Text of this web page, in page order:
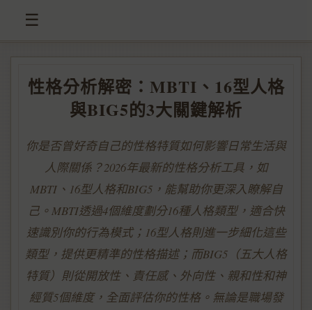
☰
性格分析解密：MBTI、16型人格
與BIG5的3大關鍵解析
你是否曾好奇自己的性格特質如何影響日常生活與
人際關係？2026年最新的性格分析工具，如
MBTI、16型人格和BIG5，能幫助你更深入瞭解自
己。MBTI透過4個維度劃分16種人格類型，適合快
速識別你的行為模式；16型人格則進一步細化這些
類型，提供更精準的性格描述；而BIG5（五大人格
特質）則從開放性、責任感、外向性、親和性和神
經質5個維度，全面評估你的性格。無論是職場發